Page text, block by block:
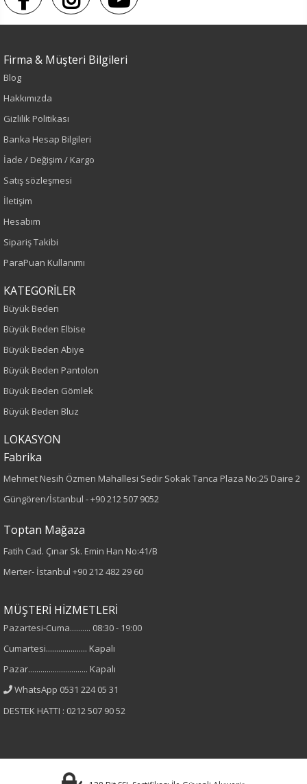
Renk
Sezon
İlkbahar-Yaz
Yaş Grubu
Kalıp
Boy
75
Kumaş Tipi
Desenli
Kumaş
Yaka Tipi
Kadın
Firma & Müşteri Bilgileri
Blog
Hakkımızda
Gizlilik Politikası
Banka Hesap Bilgileri
İade / Değişim / Kargo
Satış sözleşmesi
İletişim
Hesabım
Sipariş Takibi
ParaPuan Kullanımı
KATEGORİLER
Büyük Beden
Büyük Beden Elbise
Büyük Beden Abiye
Büyük Beden Pantolon
Büyük Beden Gömlek
Büyük Beden Bluz
LOKASYON
Fabrika
Mehmet Nesih Özmen Mahallesi Sedir Sokak Tanca Plaza No:25 Daire 2
Güngören/İstanbul -+90 212 507 9052
Toptan Mağaza
Fatih Cad. Çınar Sk. Emin Han No:41/B
Merter- İstanbul +90 212 482 29 60
MÜŞTERİ HİZMETLERİ
Pazartesi-Cuma.......... 08:30 - 19:00
Cumartesi.................... Kapalı
Pazar............................. Kapalı
WhatsApp 0531 224 05 31
DESTEK HATTI : 0212 507 90 52